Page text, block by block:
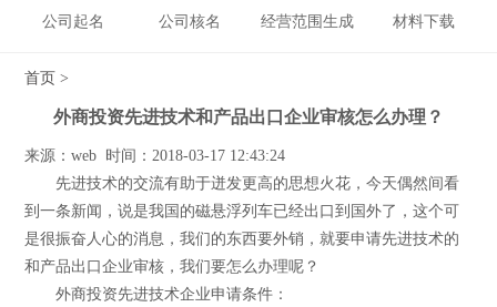
公司起名 公司核名 经营范围生成 材料下载
首页 >
外商投资先进技术和产品出口企业审核怎么办理？
来源：web 时间：2018-03-17 12:43:24
先进技术的交流有助于迸发更高的思想火花，今天偶然间看
到一条新闻，说是我国的磁悬浮列车已经出口到国外了，这个可
是很振奋人心的消息，我们的东西要外销，就要申请先进技术的
和产品出口企业审核，我们要怎么办理呢？
外商投资先进技术企业申请条件：